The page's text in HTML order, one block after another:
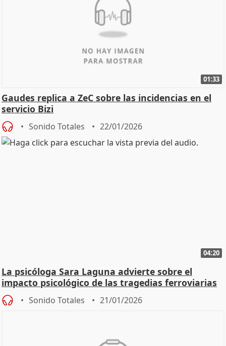
01:33
Gaudes replica a ZeC sobre las incidencias en el
servicio Bizi
Sonido Totales 22/01/2026
04:20
La psicóloga Sara Laguna advierte sobre el
impacto psicológico de las tragedias ferroviarias
Sonido Totales 21/01/2026